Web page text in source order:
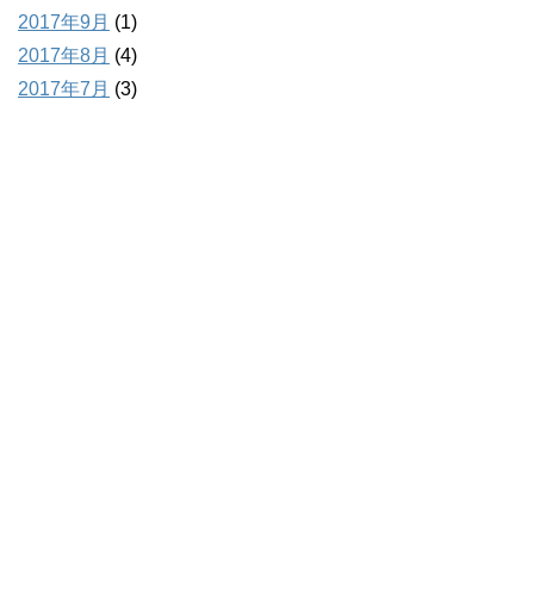
2017年9月 (1)
2017年8月 (4)
2017年7月 (3)